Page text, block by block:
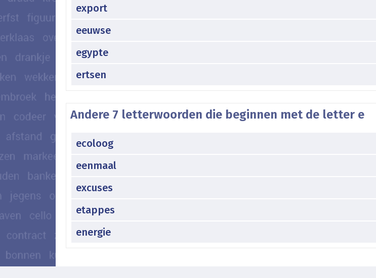
export
eeuwse
egypte
ertsen
Andere 7 letterwoorden die beginnen met de letter e
ecoloog
eenmaal
excuses
etappes
energie